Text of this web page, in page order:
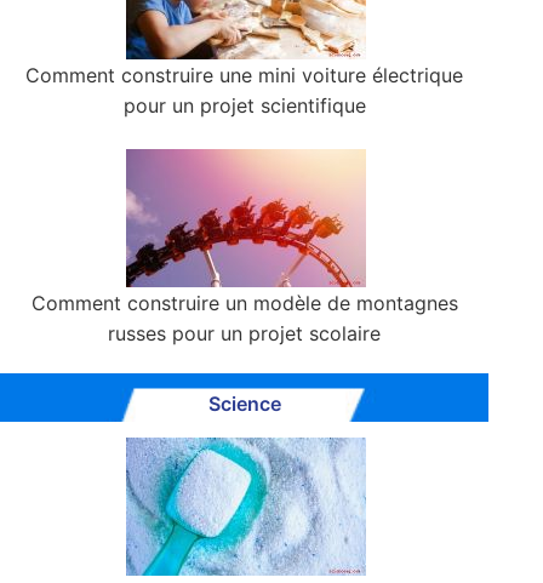
Comment construire une mini voiture électrique
pour un projet scientifique
Comment construire un modèle de montagnes
russes pour un projet scolaire
Science